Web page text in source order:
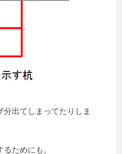
出てしまってたりしま
ためにも。